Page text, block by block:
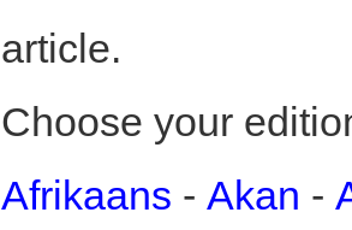
article.
Choose your
Afrikaans - Akan -